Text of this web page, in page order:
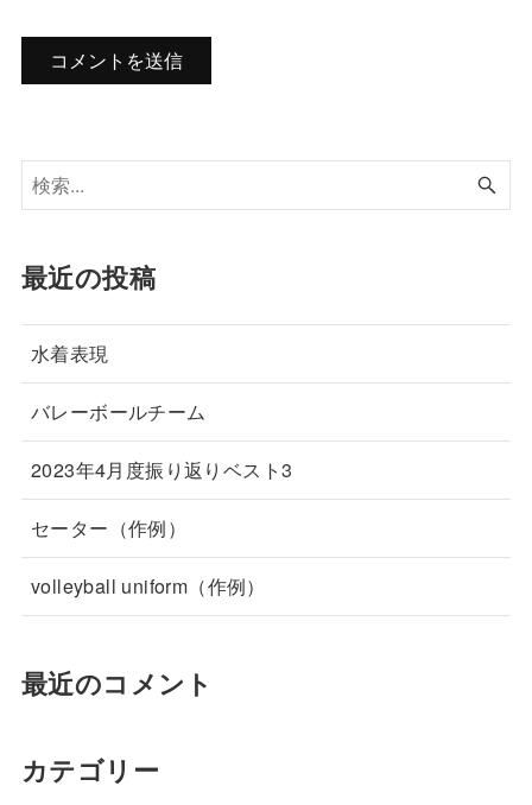
最近の投稿
水着表現
バレーボールチーム
2023年4月度振り返りベスト3
セーター（作例）
volleyball uniform（作例）
最近のコメント
カテゴリー